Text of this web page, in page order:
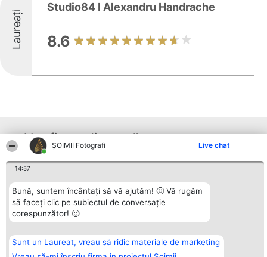
ȘOIMII Fotografi Live chat
14:57
Bună, suntem încântați să vă ajutăm! 🙂 Vă rugăm
să faceți clic pe subiectul de conversație
corespunzător! 🙂
Sunt un Laureat, vreau să ridic materiale de marketing
Laureați
Studio84 I Alexandru Handrache
8.6
Alte firme din zonă
BRIGHT SOLUTIONS BR SRL
Aleea Timisul De Sus 2 Bl. A30
Sc. A Et. 4 Ap. 13 Cod 061952
București
CUI 36737675
Câștigătorii
Lista Tuturor
Laureaților
Statut
confidențialitate
Contact